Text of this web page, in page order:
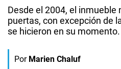
Desde el 2004, el inmueble
puertas, con excepción de
se hicieron en su momento.
Por Marien Chaluf